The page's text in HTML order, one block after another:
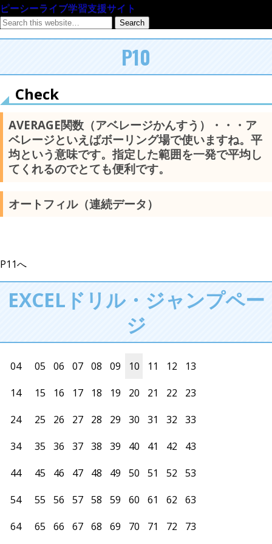
ピーシーライブ学習支援サイト
P10
Check
AVERAGE関数 （アベレージかんすう）・・・ア
ベレージといえばボーリング場で使いますね。平
均という意味です。指定した範囲を一発で平均し
てくれるのでとても便利です。
オートフィル（連続データ）
P11へ
EXCELドリル・ジャンプペー
ジ
04 05 06 07 08 09 10 11 12
13
14
15 16 17 18 19 20 21 22
23
24
25 26 27 28 29 30 31 32
33
34
35 36 37 38 39 40 41 42
43
44
45 46 47 48 49 50 51 52
53
54
55 56 57 58 59 60 61 62
63
64
65 66 67 68 69 70 71 72 73